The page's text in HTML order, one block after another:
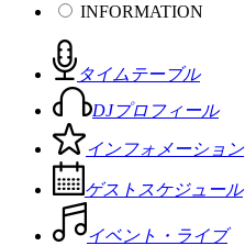
INFORMATION
タイムテーブル
DJプロフィール
インフォメーション
ゲストスケジュール
イベント・ライブ